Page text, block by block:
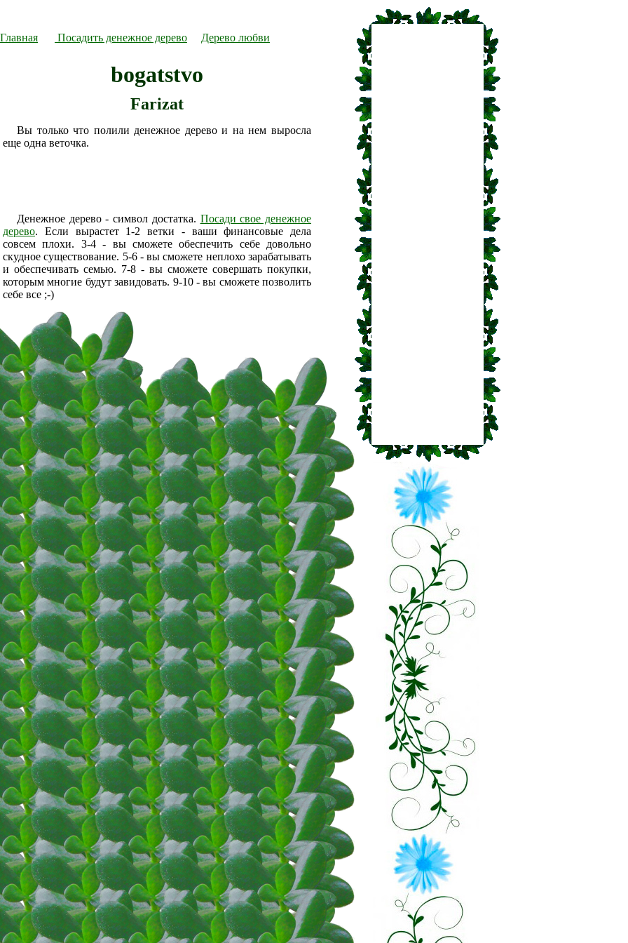
Главная Посадить денежное дерево Дерево любви
bogatstvo
Farizat
Вы только что полили денежное дерево и на нем выросла
еще одна веточка.
Денежное дерево - символ достатка. Посади свое денежное
дерево. Если вырастет 1-2 ветки - ваши финансовые дела
совсем плохи. 3-4 - вы сможете обеспечить себе довольно
скудное существование. 5-6 - вы сможете неплохо зарабатывать
и обеспечивать семью. 7-8 - вы сможете совершать покупки,
которым многие будут завидовать. 9-10 - вы сможете позволить
себе все ;-)